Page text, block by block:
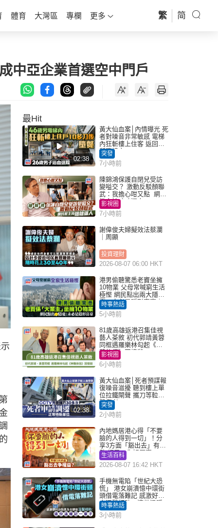
體育 大灣區 專欄 更多 繁 简
中亞企業首選空中門戶
最Hit
02:38
黃大仙血案│內情曝光 死
者對噪音非常敏感 電梯
內狂斬樓上住客 返回住
所墮樓亡
突發
7小時前
陳錦鴻保護自閉兒受訪
變嗌交？ 激動反駁顏聯
武：我擔心咁又點 網民
批主持咄咄逼人
影視圈
7小時前
謝偉俊夫婦擬效法蔡瀾
｜周顯
投資理財
2026-08-07 06:00 HKT
港男偷聽驚悉老竇坐擁
10物業 父母常喊窮生活
極慳 網民點出兩大隱
憂：未必是隱形富豪｜
Juicy叮
時事熱話
5小時前
81歲高雄返港召集佳視
藝人茶敘 初代郭靖黃蓉
同框遇羅樂林勾起《神
鵰俠侶》回憶殺
影視圈
6小時前
02:38
黃大仙血案│死者預謀報
復噪音滋擾 聽到樓上單
位拉鐵閘聲 攜刀等𨋢伏
擊傷者
突發
2小時前
內地媽居港心得「不要
臉的人得到一切」！分
享3方面「豁出去」有著
數 網民：你好厲害
生活百科
2026-08-07 16:42 HKT
手機無電陷「世紀大恐
慌」 港女崩潰憶中環街
頭借電落難記 感激好心
人溫馨相助：這份溫暖
記一輩子｜Juicy叮
時事熱話
3小時前